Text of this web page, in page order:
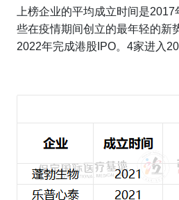
上榜企业的平均成立时间是
些在疫情期间创立的最年轻的新
2022年完成港股IPO。4家进入